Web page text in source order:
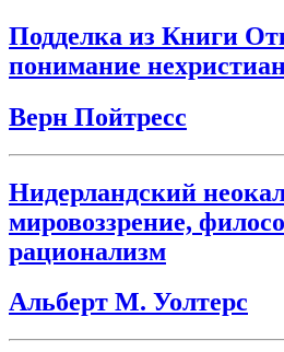
Подделка из Книги
понимание
Верн Пойтресс
Нидерландский
мировоззрение,
рационализм
Альберт М. Уолтерс